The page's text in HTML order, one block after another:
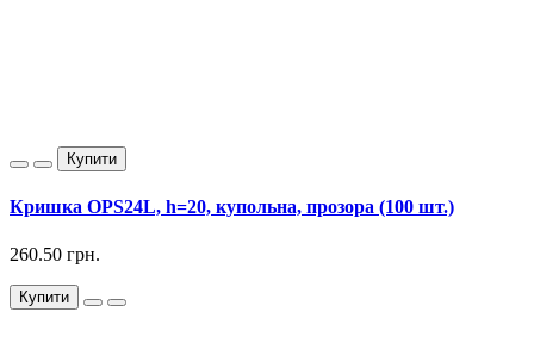
Купити
Кришка OPS24L, h=20, купольна, прозора (100 шт.)
260.50 грн.
Купити